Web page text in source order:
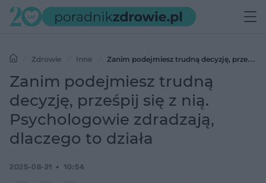
Zdrowie Inne
Zanim podejmiesz trudną decyzję, prześpij
się z nią. Psychologowie zdradzają, dlaczego to działa
Zanim podejmiesz trudną
decyzję, prześpij się z nią.
Psychologowie zdradzają,
dlaczego to działa
2025-08-21 10:54